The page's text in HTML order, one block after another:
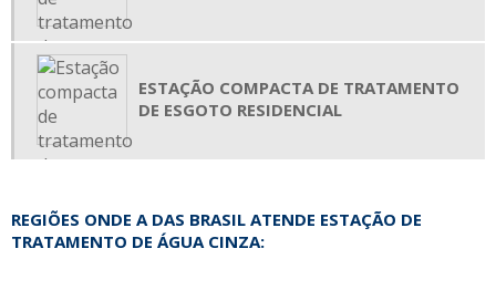
FABRICANTES DE ESTAÇÃO DE TRATAMENTO DE EFLUENTES INDUSTRIAIS
ESTAÇÃO COMPACTA DE TRATAMENTO
DE ESGOTO RESIDENCIAL
REGIÕES ONDE A DAS BRASIL ATENDE ESTAÇÃO DE
TRATAMENTO DE ÁGUA CINZA: